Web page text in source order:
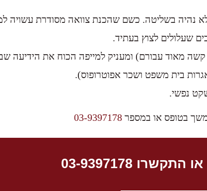
נהיה בשליטה. כשם שהכנת צוואה מסודרת עשויה
שעלולים לצוץ בעתיד.
מאוד עבורם) ומעניק למייפה הכוח את הידיעה
בית משפט ושכר אפוטרופוס).
נפשי.
בטופס או במספר
03-9397178